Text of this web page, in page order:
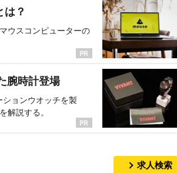
は？
ウスコンピューターの
腕時計登場
ョンウオッチを製
解説する。
求人検索